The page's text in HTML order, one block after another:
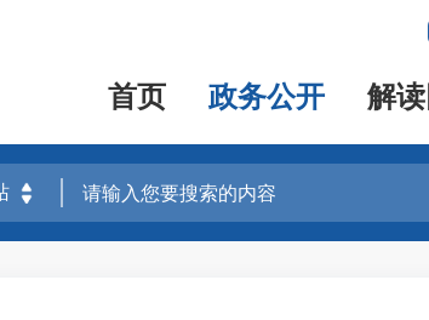
首页 政务公开 解